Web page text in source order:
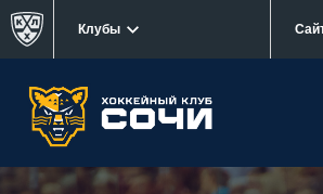
Клубы